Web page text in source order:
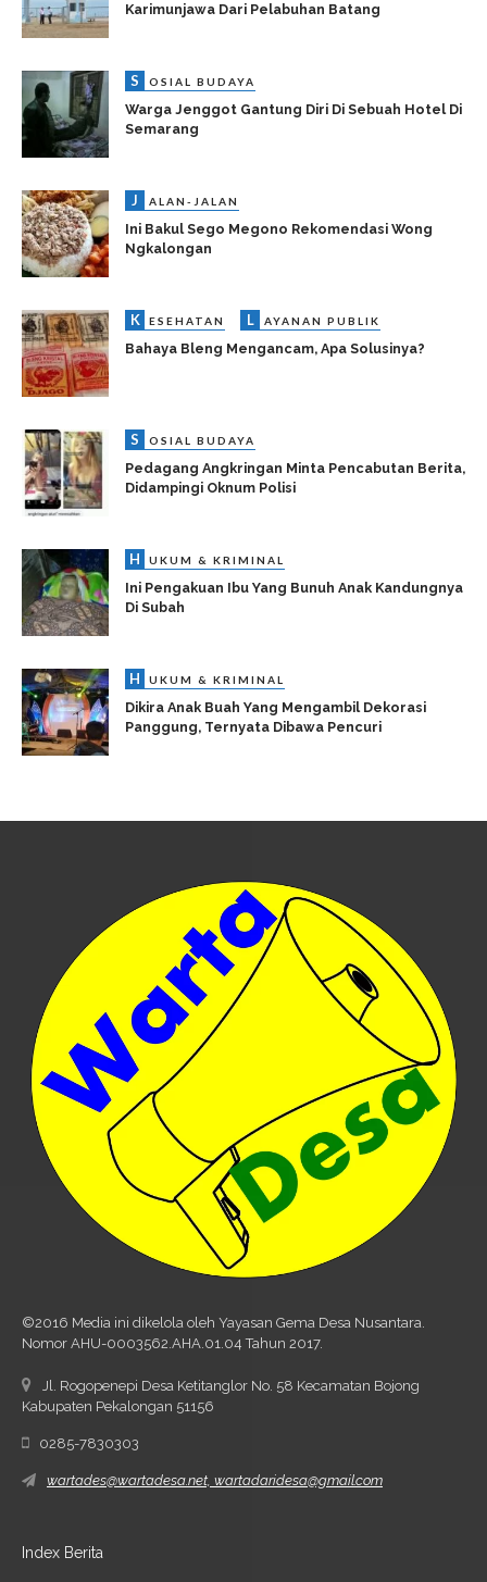
Karimunjawa Dari Pelabuhan Batang
S OSIAL BUDAYA
Warga Jenggot Gantung Diri Di Sebuah Hotel Di
Semarang
J ALAN-JALAN
Ini Bakul Sego Megono Rekomendasi Wong
Ngkalongan
K ESEHATAN L AYANAN PUBLIK
Bahaya Bleng Mengancam, Apa Solusinya?
S OSIAL BUDAYA
Pedagang Angkringan Minta Pencabutan Berita,
Didampingi Oknum Polisi
H UKUM & KRIMINAL
Ini Pengakuan Ibu Yang Bunuh Anak Kandungnya
Di Subah
H UKUM & KRIMINAL
Dikira Anak Buah Yang Mengambil Dekorasi
Panggung, Ternyata Dibawa Pencuri
©2016 Media ini dikelola oleh Yayasan Gema Desa Nusantara.
Nomor AHU-0003562.AHA.01.04 Tahun 2017.
Jl. Rogopenepi Desa Ketitanglor No. 58 Kecamatan Bojong
Kabupaten Pekalongan 51156
0285-7830303
wartades@wartadesa.net, wartadaridesa@gmail.com
Index Berita